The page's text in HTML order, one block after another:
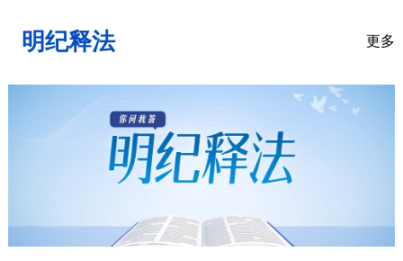
明纪释法 更多